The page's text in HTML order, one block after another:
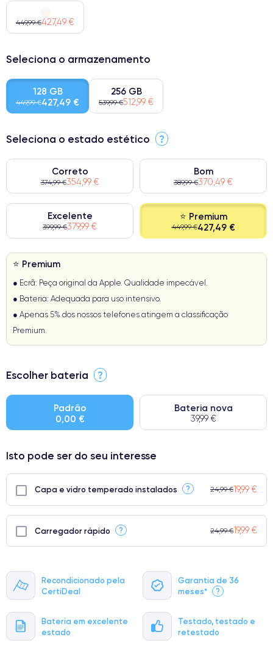
Recondicionado pela
CertiDeal
Garantia de 36
meses*
?
Bateria em excelente
estado
Testado, testado e
retestado
449,99 €427,49 €
Seleciona o armazenamento
128 GB
449,99 €427,49 €
256 GB
539,99 €512,99 €
Seleciona o estado estético ?
Correto
374,99 €354,99 €
Bom
389,99 €370,49 €
Excelente
399,99 €379,99 €
⭐ Premium
449,99 €427,49 €
⭐ Premium
● Ecrã: Peça original da Apple. Qualidade impecável.
● Bateria: Adequada para uso intensivo.
● Apenas 5% dos nossos telefones atingem a classificação
Premium.
Escolher bateria ?
Padrão
0,00 €
Bateria nova
39,99 €
Isto pode ser do seu interesse
Capa e vidro temperado instalados ? 24,99 €19,99 €
Carregador rápido ? 24,99 €19,99 €